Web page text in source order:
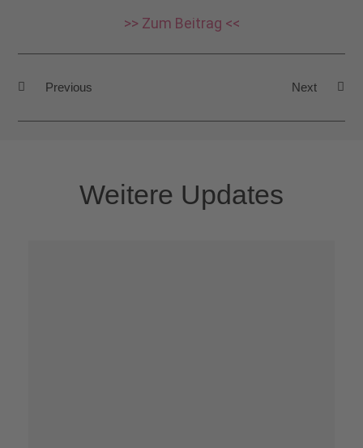
>> Zum Beitrag <<
Previous Next
Weitere Updates